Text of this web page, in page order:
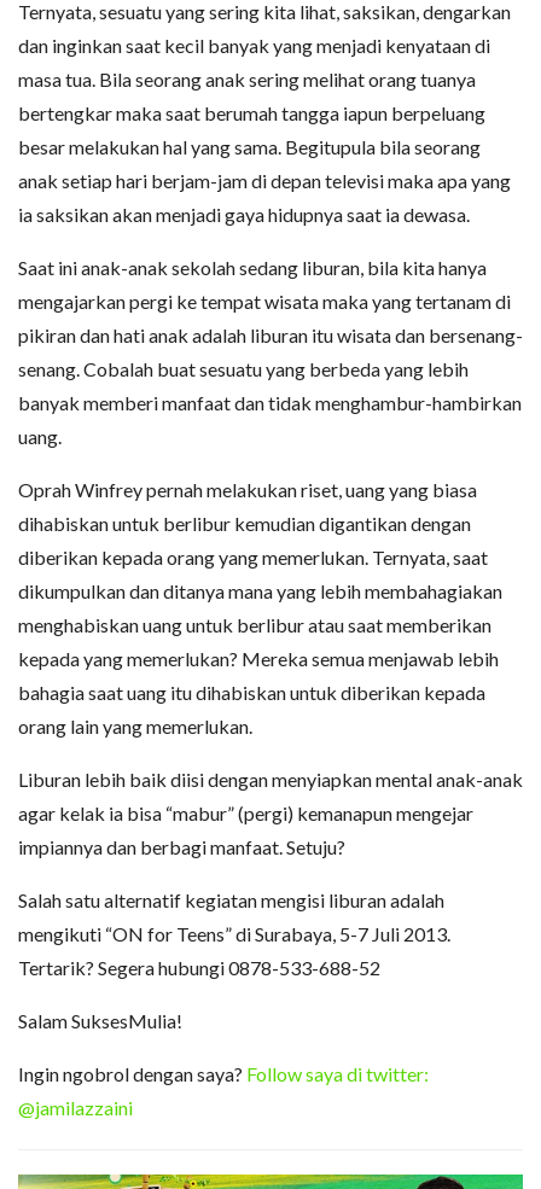
Ternyata, sesuatu yang sering kita lihat, saksikan, dengarkan
dan inginkan saat kecil banyak yang menjadi kenyataan di
masa tua. Bila seorang anak sering melihat orang tuanya
bertengkar maka saat berumah tangga iapun berpeluang
besar melakukan hal yang sama. Begitupula bila seorang
anak setiap hari berjam-jam di depan televisi maka apa yang
ia saksikan akan menjadi gaya hidupnya saat ia dewasa.
Saat ini anak-anak sekolah sedang liburan, bila kita hanya
mengajarkan pergi ke tempat wisata maka yang tertanam di
pikiran dan hati anak adalah liburan itu wisata dan bersenang-
senang. Cobalah buat sesuatu yang berbeda yang lebih
banyak memberi manfaat dan tidak menghambur-hambirkan
uang.
Oprah Winfrey pernah melakukan riset, uang yang biasa
dihabiskan untuk berlibur kemudian digantikan dengan
diberikan kepada orang yang memerlukan. Ternyata, saat
dikumpulkan dan ditanya mana yang lebih membahagiakan
menghabiskan uang untuk berlibur atau saat memberikan
kepada yang memerlukan? Mereka semua menjawab lebih
bahagia saat uang itu dihabiskan untuk diberikan kepada
orang lain yang memerlukan.
Liburan lebih baik diisi dengan menyiapkan mental anak-anak
agar kelak ia bisa “mabur” (pergi) kemanapun mengejar
impiannya dan berbagi manfaat. Setuju?
Salah satu alternatif kegiatan mengisi liburan adalah
mengikuti “ON for Teens” di Surabaya, 5-7 Juli 2013.
Tertarik? Segera hubungi 0878-533-688-52
Salam SuksesMulia!
Ingin ngobrol dengan saya? Follow saya di twitter:
@jamilazzaini